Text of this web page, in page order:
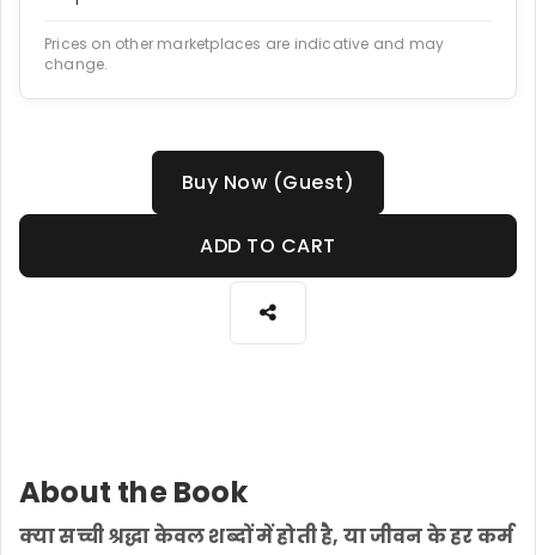
Prices on other marketplaces are indicative and may
change.
Buy Now (Guest)
ADD TO CART
About the Book
क्या सच्ची श्रद्धा केवल शब्दों में होती है, या जीवन के हर कर्म